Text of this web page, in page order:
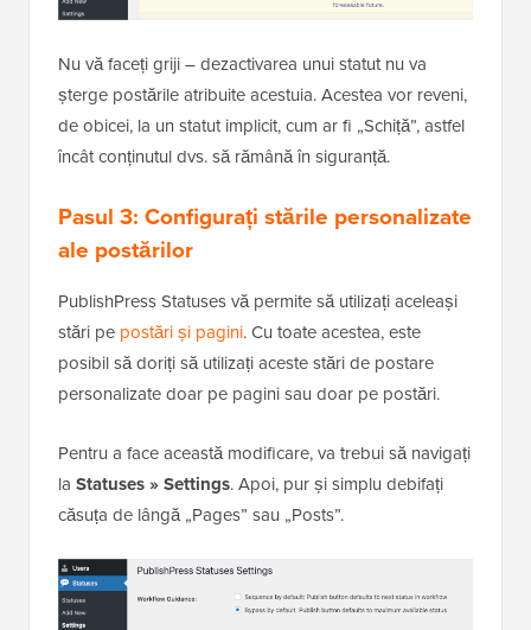
Nu vă faceți griji – dezactivarea unui statut nu va
șterge postările atribuite acestuia. Acestea vor reveni,
de obicei, la un statut implicit, cum ar fi „Schiță”, astfel
încât conținutul dvs. să rămână în siguranță.
Pasul 3: Configurați stările personalizate
ale postărilor
PublishPress Statuses vă permite să utilizați aceleași
stări pe postări și pagini. Cu toate acestea, este
posibil să doriți să utilizați aceste stări de postare
personalizate doar pe pagini sau doar pe postări.
Pentru a face această modificare, va trebui să navigați
la Statuses » Settings. Apoi, pur și simplu debifați
căsuța de lângă „Pages” sau „Posts”.